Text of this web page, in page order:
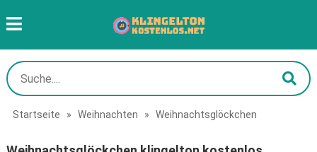
Startseite » Weihnachten » Weihnachtsglöckchen